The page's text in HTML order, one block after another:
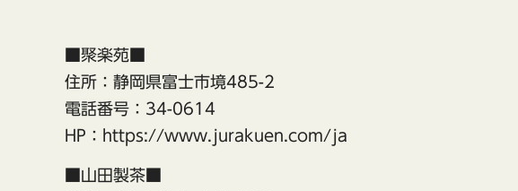
■聚楽苑■
住所：静岡県富士市境485-2
電話番号：34-0614
HP：https://www.jurakuen.com/ja
■山田製茶■